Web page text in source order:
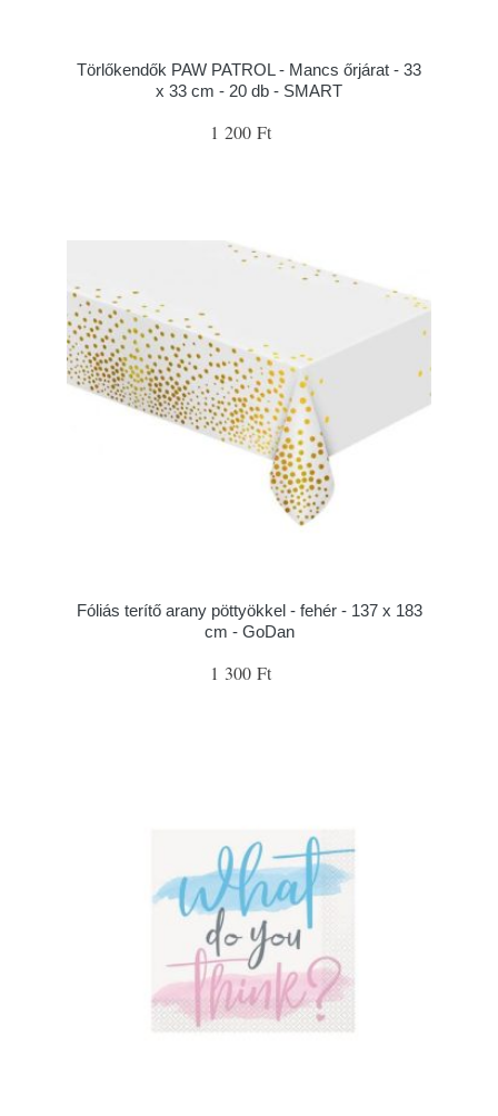
Törlőkendők PAW PATROL - Mancs őrjárat - 33
x 33 cm - 20 db - SMART
1 200 Ft
Fóliás terítő arany pöttyökkel - fehér - 137 x 183
cm - GoDan
1 300 Ft